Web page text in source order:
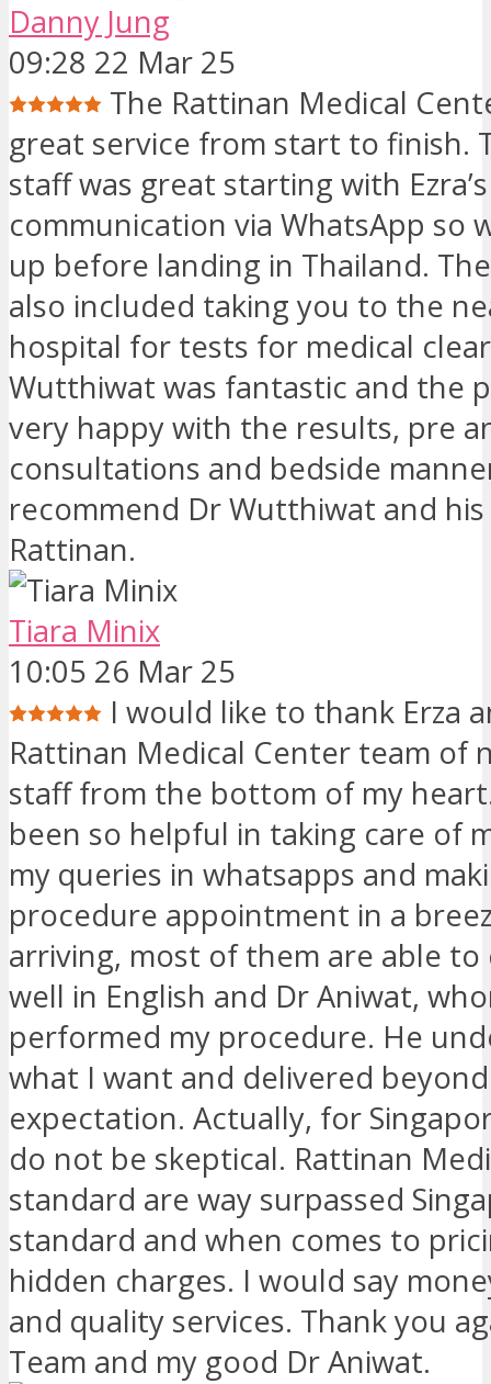
Danny Jung
09:28 22 Mar 25
The Rattinan Medical
great service from start to finish.
staff was great starting with
communication via WhatsApp so
up before landing in Thailand.
also included taking you to the
hospital for tests for medical
Wutthiwat was fantastic and the
very happy with the results, pre
consultations and bedside
recommend Dr Wutthiwat and
Rattinan.
Tiara Minix
10:05 26 Mar 25
I would like to thank Erza
Rattinan Medical Center team of
staff from the bottom of my
been so helpful in taking care of
my queries in whatsapps and
procedure appointment in a
arriving, most of them are able to
well in English and Dr Aniwat,
performed my procedure. He
what I want and delivered
expectation. Actually, for
do not be skeptical. Rattinan
standard are way surpassed
standard and when comes to
hidden charges. I would say
and quality services. Thank you
Team and my good Dr Aniwat.